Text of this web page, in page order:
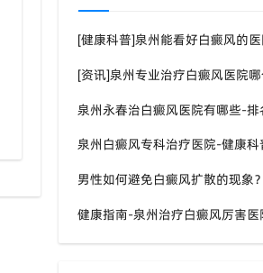
男性如何避免白癜风扩散的现象？